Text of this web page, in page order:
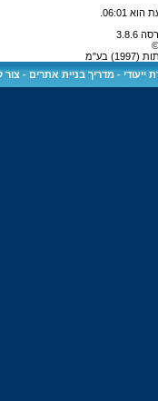
06:01
בע"מ
ייעודי -מדריך בניית אתרים -צור